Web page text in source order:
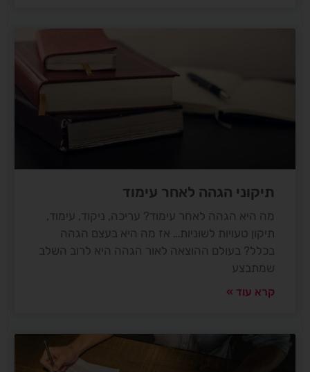
תיקוני הגהה לאחר עימוד
מה היא הגהה לאחר עימוד? עריכה, ניקוד, עימוד,
תיקון טעויות לשוניות… אז מה היא בעצם הגהה
בכלל? בעולם ההוצאה לאור הגהה היא לרוב השלב
שמתבצע
קרא עוד »